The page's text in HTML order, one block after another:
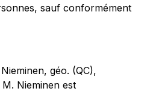
sauf conformément
géo. (QC),
M. Nieminen est